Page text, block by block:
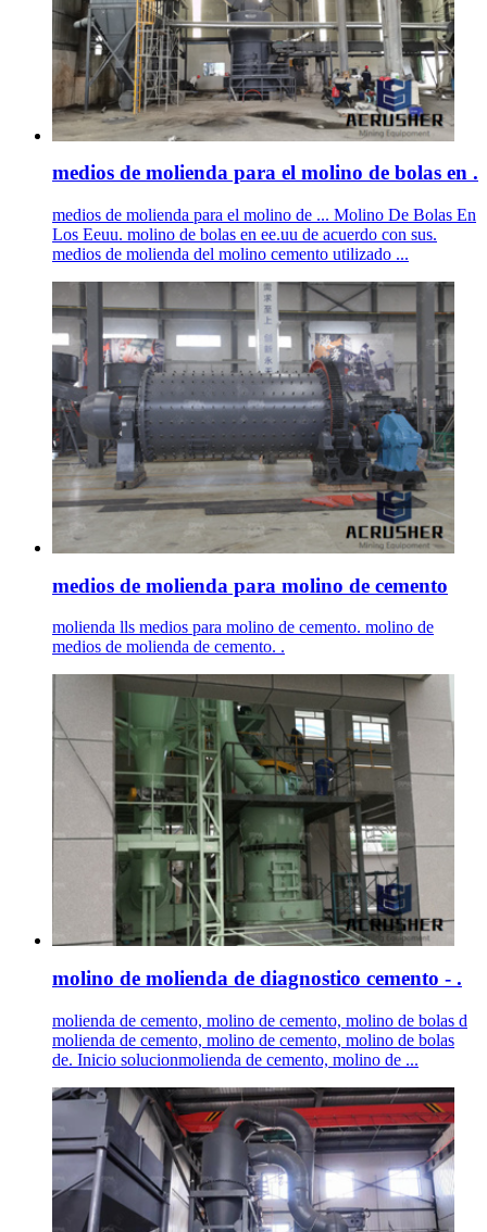
medios de molienda para el molino de bolas en .
medios de molienda para el molino de ... Molino De Bolas En
Los Eeuu. molino de bolas en ee.uu de acuerdo con sus.
medios de molienda del molino cemento utilizado ...
medios de molienda para molino de cemento
molienda lls medios para molino de cemento. molino de
medios de molienda de cemento. .
molino de molienda de diagnostico cemento - .
molienda de cemento, molino de cemento, molino de bolas d
molienda de cemento, molino de cemento, molino de bolas
de. Inicio solucionmolienda de cemento, molino de ...